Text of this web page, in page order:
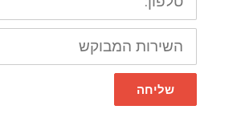
השירות
המבוקש
שליחה